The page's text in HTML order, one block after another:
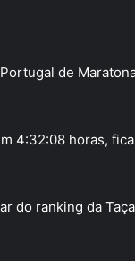
de
4:32:08 horas,
do ranking da